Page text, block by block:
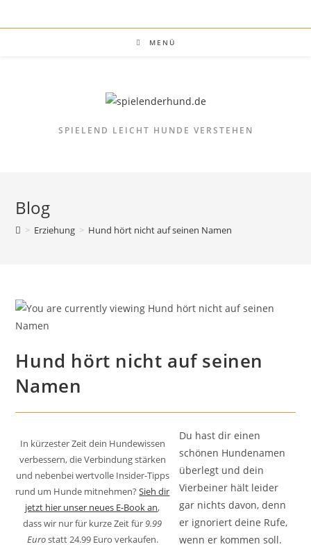
Inhalt
MENÜ
SPIELEND LEICHT HUNDE VERSTEHEN
Blog
> Erziehung > Hund hört nicht auf seinen Namen
Hund hört nicht auf seinen
Namen
In kürzester Zeit dein Hundewissen
verbessern, die Verbindung stärken
und nebenbei wertvolle Insider-Tipps
rund um Hunde mitnehmen?Sieh dir
jetzt hier unser neues E-Book an,
dass wir nur für kurze Zeit für9.99
Eurostatt 24.99 Euro verkaufen.
Du hast dir einen
schönen Hundenamen
überlegt und dein
Vierbeiner hält leider
gar nichts davon, denn
er ignoriert deine Rufe,
wenn er kommen soll.